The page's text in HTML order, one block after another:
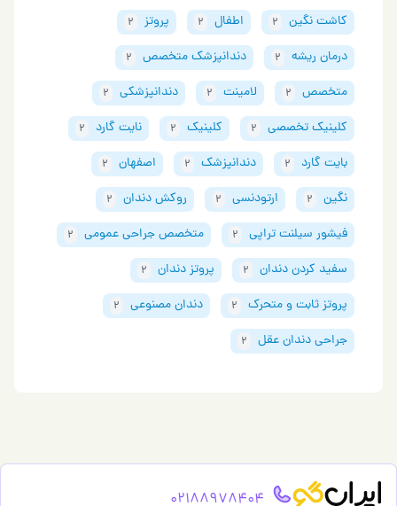
کاشت نگین 2 اطفال 2 پروتز 2
درمان ریشه 2 دندانپزشک متخصص 2
متخصص 2 لامینت 2 دندانپزشکی 2
کلینیک تخصصی 2 کلینیک 2 نایت گارد 2
بایت گارد 2 دندانپزشک 2 اصفهان 2
نگین 2 ارتودنسی 2 روکش دندان 2
فیشور سیلنت تراپی 2 متخصص جراحی عمومی 2
سفید کردن دندان 2 پروتز دندان 2
پروتز ثابت و متحرک 2 دندان مصنوعی 2
جراحی دندان عقل 2
02188978404